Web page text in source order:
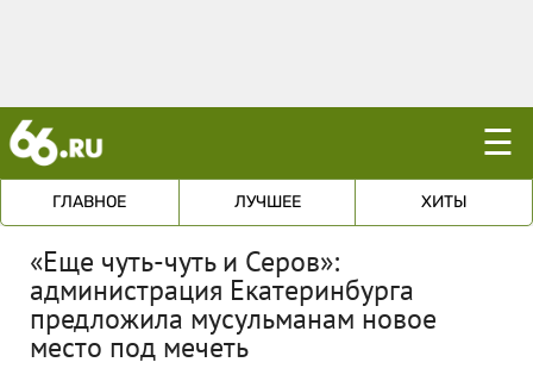
☰
ГЛАВНОЕ ЛУЧШЕЕ ХИТЫ
«Еще чуть-чуть и Серов»:
администрация Екатеринбурга
предложила мусульманам новое
место под мечеть